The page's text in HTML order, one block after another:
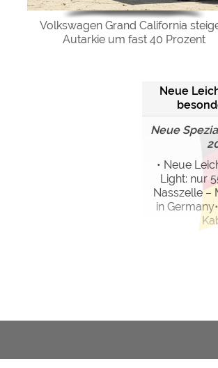
Volkswagen Grand California
Autarkie um fast 40 Prozent
Neue
Neue
• Neue
Light: nur
Nasszelle –
in